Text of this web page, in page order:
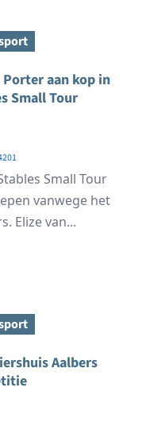
Porter aan kop in
Small Tour
Small Tour
vanwege het
Elize van...
Aalbers